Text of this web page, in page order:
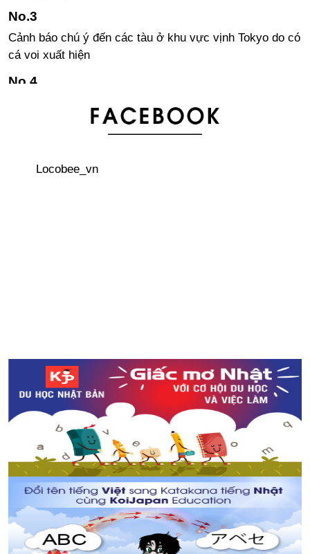
Cảnh báo chú ý đến các tàu ở khu vực vịnh Tokyo do có
cá voi xuất hiện
tham khảo từ những người Việt đang sống tại Nhật!
3 địa điểm ngắm hoa lily vào những ngày nắng hè ở
của Nhật Bản trong trận đấu đầu tiên tại WorldCup 2018
Những điều nên biết khi thi JLPT tại Nhật
Nỗi buồn mang tên quả vải
Locobee_vn